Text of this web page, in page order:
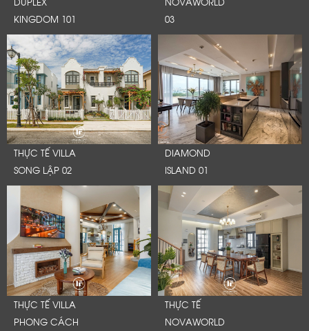
KINGDOM 101
03
THỰC TẾ VILLA
SONG LẬP 02
DIAMOND
ISLAND 01
THỰC TẾ VILLA
PHONG CÁCH
THỰC TẾ
NOVAWORLD